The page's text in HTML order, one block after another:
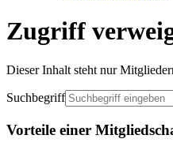
Zugriff
Dieser Inhalt steht nur
Suchbegriff
Vorteile einer